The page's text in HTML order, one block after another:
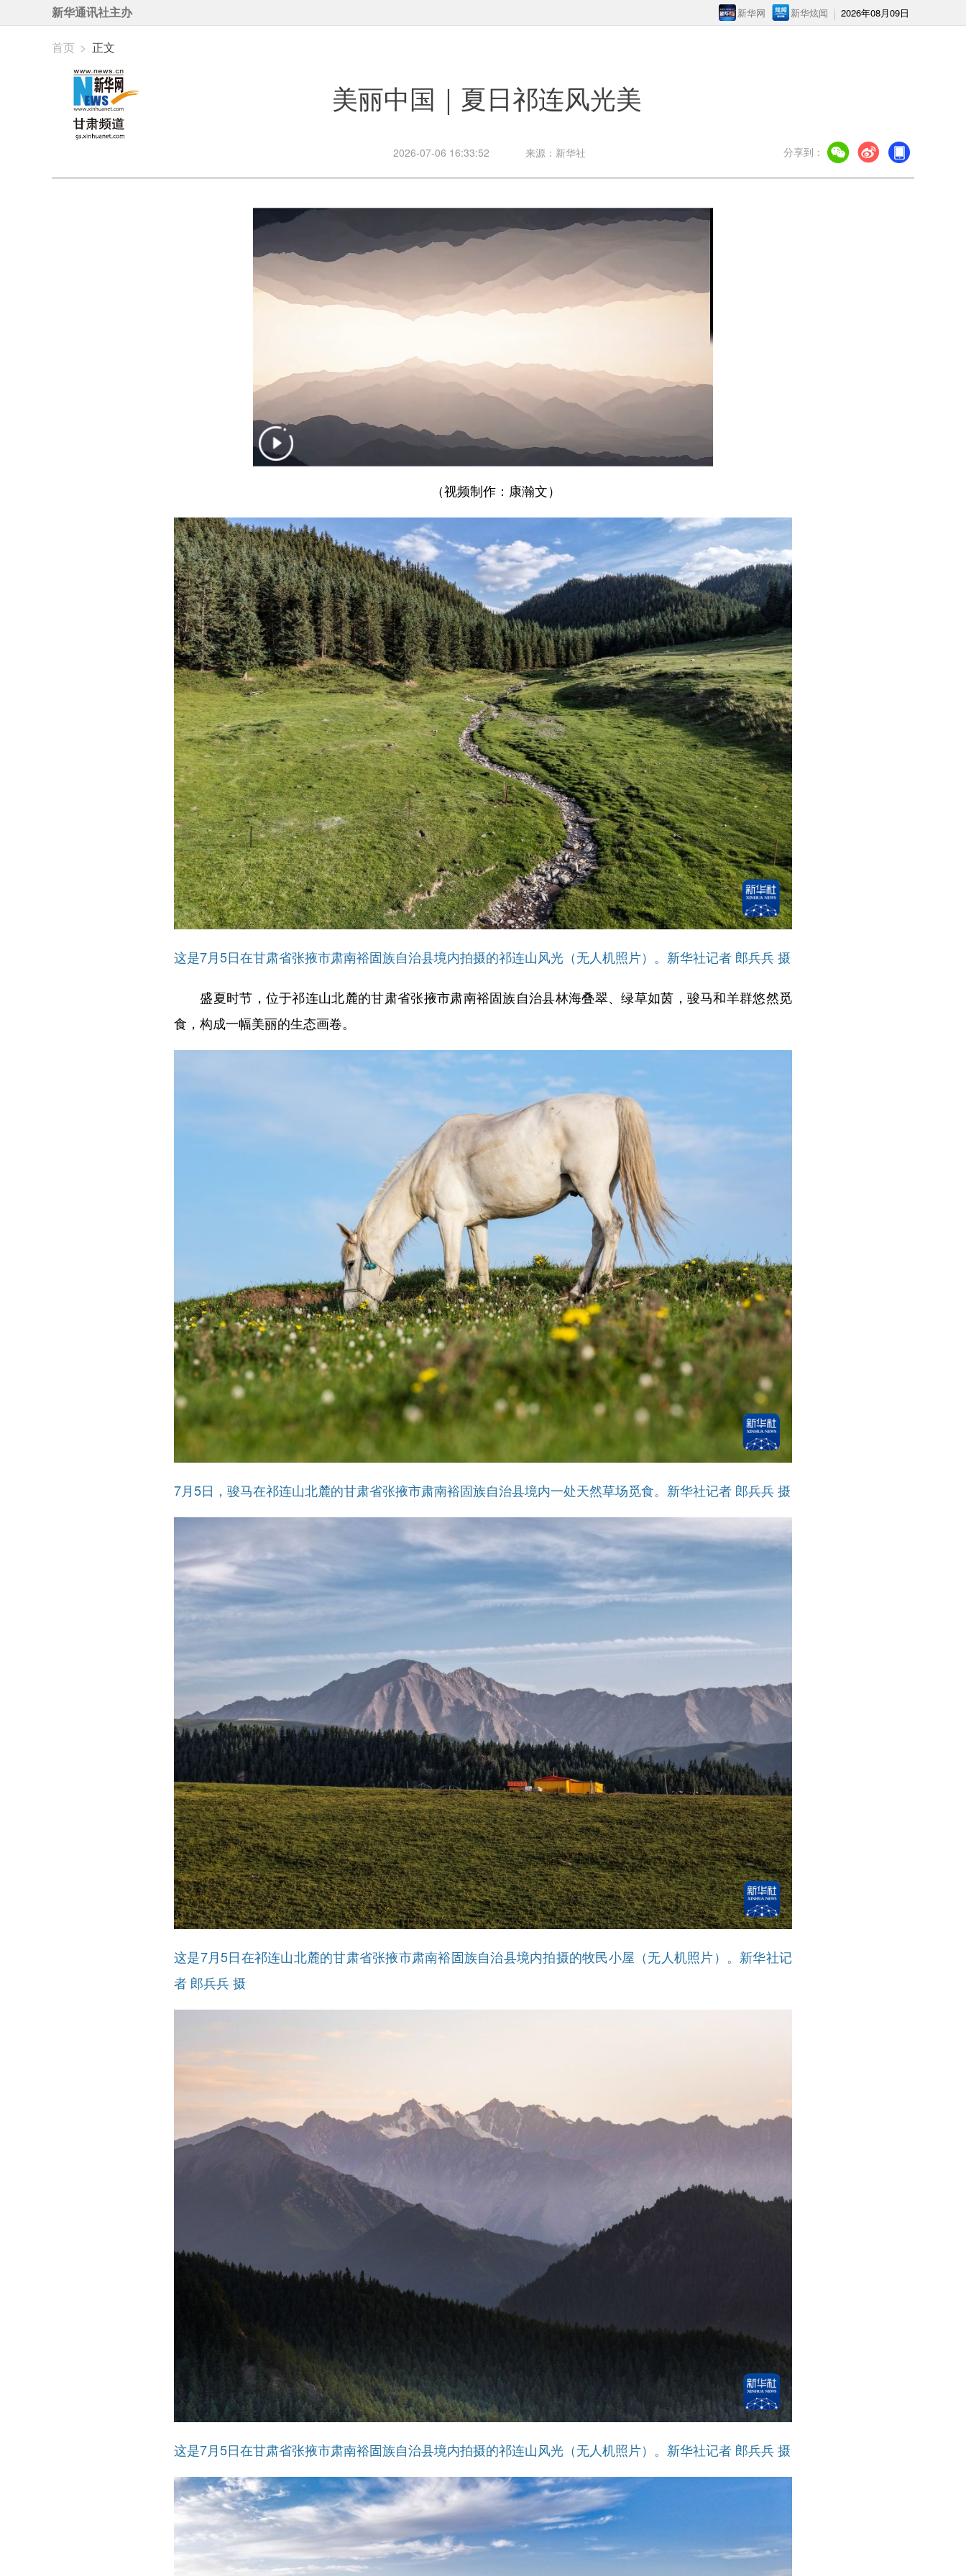
新华通讯社主办 2026年08月09日
新华炫闻
新华网
首页 > 正文
美丽中国｜夏日祁连风光美
2026-07-06 16:33:52 来源：新华社 分享到：
（视频制作：康瀚文）
这是7月5日在甘肃省张掖市肃南裕固族自治县境内拍摄的祁连山风光（无人机照片）。新华社记者 郎兵兵 摄
盛夏时节，位于祁连山北麓的甘肃省张掖市肃南裕固族自治县林海叠翠、绿草如茵，骏马和羊群悠然觅
食，构成一幅美丽的生态画卷。
7月5日，骏马在祁连山北麓的甘肃省张掖市肃南裕固族自治县境内一处天然草场觅食。新华社记者 郎兵兵 摄
这是7月5日在祁连山北麓的甘肃省张掖市肃南裕固族自治县境内拍摄的牧民小屋（无人机照片）。新华社记
者 郎兵兵 摄
这是7月5日在甘肃省张掖市肃南裕固族自治县境内拍摄的祁连山风光（无人机照片）。新华社记者 郎兵兵 摄